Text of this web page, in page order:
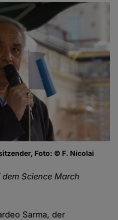
Foto: © F. Nicolai
Science March
Sarma, der